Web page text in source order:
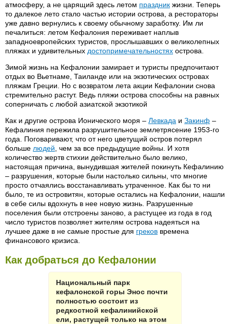
атмосферу, а не царящий здесь летом праздник жизни. Теперь
то далекое лето стало частью истории острова, а рестораторы
уже давно вернулись к своему обычному заработку. Им ли
печалиться: летом Кефалония переживает наплыв
западноевропейских туристов, прослышавших о великолепных
пляжах и удивительных достопримечательностях острова.
Зимой жизнь на Кефалонии замирает и туристы предпочитают
отдых во Вьетнаме, Таиланде или на экзотических островах
пляжам Греции. Но с возвратом лета акции Кефалонии снова
стремительно растут. Ведь пляжи острова способны на равных
соперничать с любой азиатской экзотикой
Как и другие острова Ионического моря – Левкада и Закинф –
Кефалиния пережила разрушительное землетрясение 1953-го
года. Поговаривают, что от него цветущий остров потерял
больше людей , чем за все предыдущие войны. И хотя
количество жертв стихии действительно было велико,
настоящая причина, вынудившая жителей покинуть Кефалинию
– разрушения, которые были настолько сильны, что многие
просто отчаялись восстанавливать утраченное. Как бы то ни
было, те из островитян, которые остались на Кефалонии, нашли
в себе силы вдохнуть в нее новую жизнь. Разрушенные
поселения были отстроены заново, а растущее из года в год
число туристов позволяет жителям острова надеяться на
лучшее даже в не самые простые для греков времена
финансового кризиса.
Как добраться до Кефалонии
Национальный парк
кефалонской горы Энос почти
полностью состоит из
редкостной кефалинийской
ели, растущей только на этом